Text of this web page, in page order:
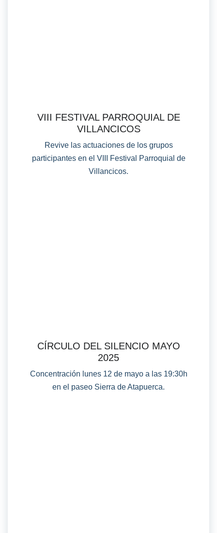
VIII FESTIVAL PARROQUIAL DE
VILLANCICOS
Revive las actuaciones de los grupos
participantes en el VIII Festival Parroquial de
Villancicos.
CÍRCULO DEL SILENCIO MAYO
2025
Concentración lunes 12 de mayo a las 19:30h
en el paseo Sierra de Atapuerca.